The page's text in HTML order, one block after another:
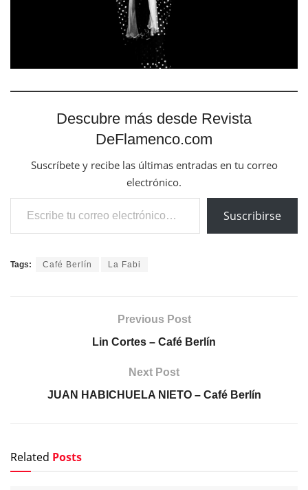
Descubre más desde Revista
DeFlamenco.com
Suscríbete y recibe las últimas entradas en tu correo
electrónico.
Escribe tu correo electrónico…
Suscribirse
Tags: Café Berlín La Fabi
Previous Post
Lin Cortes – Café Berlín
Next Post
JUAN HABICHUELA NIETO – Café Berlín
Related Posts